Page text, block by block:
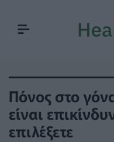
Πόνος στο
είναι
επιλέξετε